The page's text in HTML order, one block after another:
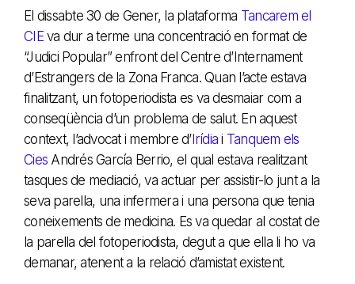
El dissabte 30 de Gener, la plataforma Tancarem el
CIEva dur a terme una concentració en format de
“Judici Popular” enfront del Centre d’Internament
d’Estrangers de la Zona Franca. Quan l’acte estava
finalitzant, un fotoperiodista es va desmaiar com a
conseqüència d’un problema de salut. En aquest
context, l’advocat i membre d’Irídia i Tanquem els
Cies Andrés García Berrio, el qual estava realitzant
tasques de mediació, va actuar per assistir-lo junt a la
seva parella, una infermera i una persona que tenia
coneixements de medicina. Es va quedar al costat de
la parella del fotoperiodista, degut a que ella li ho va
demanar, atenent a la relació d’amistat existent.